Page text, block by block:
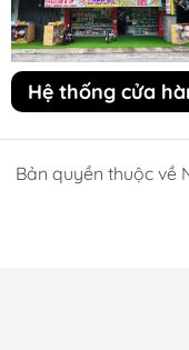
Hệ thống cửa
Bản quyền thuộc về